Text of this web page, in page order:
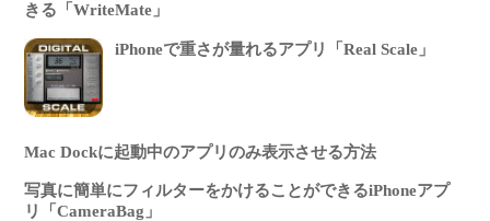
きる「WriteMate」
iPhoneで重さが量れるアプリ「Real Scale」
Mac Dockに起動中のアプリのみ表示させる方法
写真に簡単にフィルターをかけることができるiPhoneアプ
リ「CameraBag」